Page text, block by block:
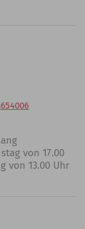
von 17.00
von 13.00 Uhr